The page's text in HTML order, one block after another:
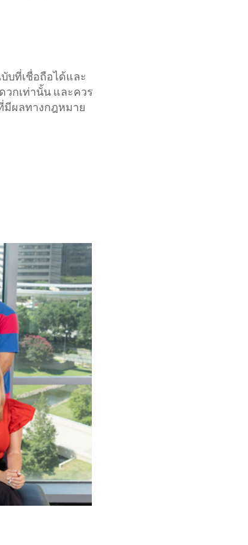
บที่เชื่อถือได้และ
วกเท่านั้น และควร
มีผลทางกฎหมาย